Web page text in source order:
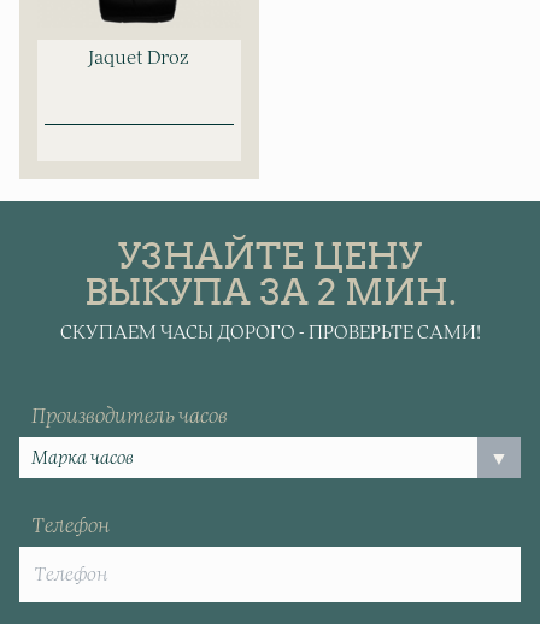
Jaquet Droz
УЗНАЙТЕ ЦЕНУ
ВЫКУПА ЗА 2 МИН.
СКУПАЕМ ЧАСЫ ДОРОГО - ПРОВЕРЬТЕ САМИ!
Производитель часов
Телефон